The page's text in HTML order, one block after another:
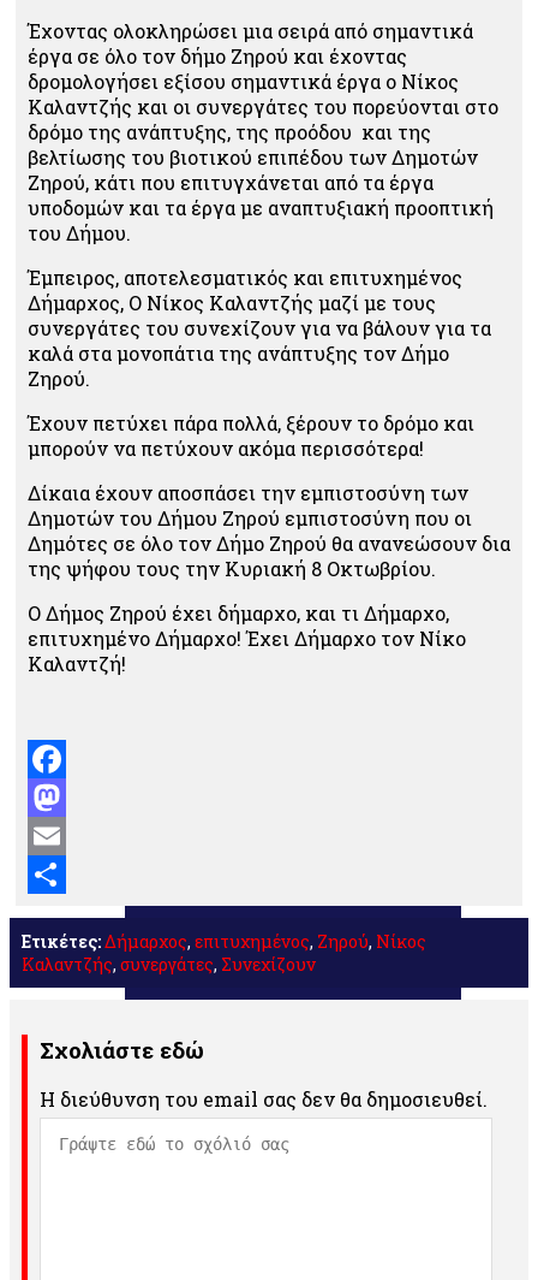
Έχοντας ολοκληρώσει μια σειρά από σημαντικά
έργα σε όλο τον δήμο Ζηρού και έχοντας
δρομολογήσει εξίσου σημαντικά έργα ο Νίκος
Καλαντζής και οι συνεργάτες του πορεύονται στο
δρόμο της ανάπτυξης, της προόδου και της
βελτίωσης του βιοτικού επιπέδου των Δημοτών
Ζηρού, κάτι που επιτυγχάνεται από τα έργα
υποδομών και τα έργα με αναπτυξιακή προοπτική
του Δήμου.
Έμπειρος, αποτελεσματικός και επιτυχημένος
Δήμαρχος, Ο Νίκος Καλαντζής μαζί με τους
συνεργάτες του συνεχίζουν για να βάλουν για τα
καλά στα μονοπάτια της ανάπτυξης τον Δήμο
Ζηρού.
Έχουν πετύχει πάρα πολλά, ξέρουν το δρόμο και
μπορούν να πετύχουν ακόμα περισσότερα!
Δίκαια έχουν αποσπάσει την εμπιστοσύνη των
Δημοτών του Δήμου Ζηρού εμπιστοσύνη που οι
Δημότες σε όλο τον Δήμο Ζηρού θα ανανεώσουν δια
της ψήφου τους την Κυριακή 8 Οκτωβρίου.
Ο Δήμος Ζηρού έχει δήμαρχο, και τι Δήμαρχο,
επιτυχημένο Δήμαρχο! Έχει Δήμαρχο τον Νίκο
Καλαντζή!
Facebook
Mastodon
Email
Μοιραστείτε
Ετικέτες:Δήμαρχος, επιτυχημένος, Ζηρού, Νίκος
Καλαντζής, συνεργάτες, Συνεχίζουν
Σχολιάστε εδώ
Η διεύθυνση του email σας δεν θα δημοσιευθεί.